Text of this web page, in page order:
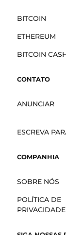
BITCOIN
ETHEREUM
BITCOIN
CONTATO
ANUNCIAR
ESCREVA
COMPANHIA
SOBRE NÓS
POLÍTICA DE
PRIVACIDADE